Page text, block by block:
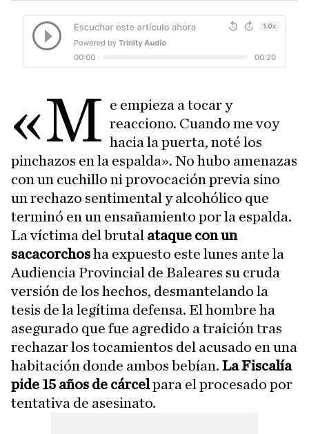
«M e empieza a tocar y
reacciono. Cuando me voy
hacia la puerta, noté los
pinchazos en la espalda». No hubo amenazas
con un cuchillo ni provocación previa sino
un rechazo sentimental y alcohólico que
terminó en un ensañamiento por la espalda.
La víctima del brutal ataque con un
sacacorchosha expuesto este lunes ante la
Audiencia Provincial de Baleares su cruda
versión de los hechos, desmantelando la
tesis de la legítima defensa. El hombre ha
asegurado que fue agredido a traición tras
rechazar los tocamientos del acusado en una
habitación donde ambos bebían. La Fiscalía
pide 15 años de cárcelpara el procesado por
tentativa de asesinato.